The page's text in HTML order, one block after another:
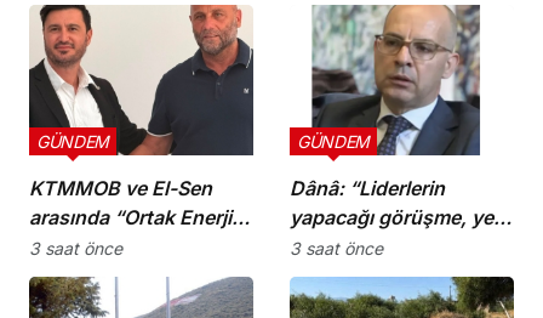
öneriler
KTMMOB ve El-Sen
arasında “Ortak Enerji
Komitesi İş Birliği
Protokolü” imzalandı
GÜNDEM
3 saat önce
Dânâ: “Liderlerin
yapacağı görüşme, yeni
ve sonuç alıcı 5+1
toplantısına hazırlık
niteliği taşıyor”
GÜNDEM
3 saat önce